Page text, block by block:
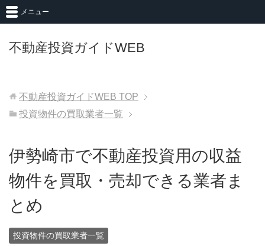
不動産投資ガイドWEB
メニュー
不動産投資ガイドWEB TOP
投資物件の買取業者一覧
伊勢崎市で不動産投資用の収益
物件を買取・売却できる業者ま
とめ
投資物件の買取業者一覧